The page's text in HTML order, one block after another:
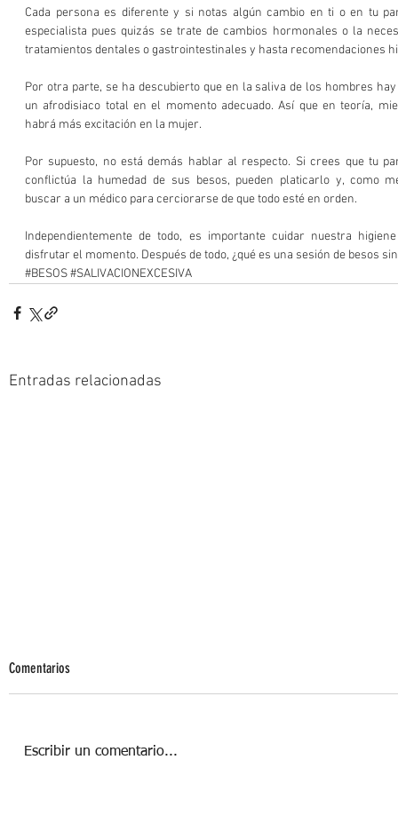
Cada persona es diferente y si notas algún cambio en ti o en tu
especialista pues quizás se trate de cambios hormonales o la
tratamientos dentales o gastrointestinales y hasta recomendaciones
Por otra parte, se ha descubierto que en la saliva de los hombres
un afrodisiaco total en el momento adecuado. Así que en teoría,
habrá más excitación en la mujer.
Por supuesto, no está demás hablar al respecto. Si crees que tu
conflictúa la humedad de sus besos, pueden platicarlo y, como
buscar a un médico para cerciorarse de que todo esté en orden.
Independientemente de todo, es importante cuidar nuestra
disfrutar el momento. Después de todo, ¿qué es una sesión de besos
#BESOS#SALIVACIONEXCESIVA
Entradas relacionadas
Comentarios
Escribir un comentario...